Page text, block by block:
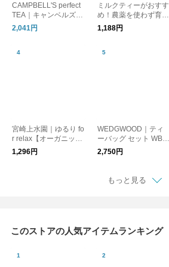
CAMPBELL'S perfect
TEA｜キャンベルズパ
ーフェクトティー/紅
茶
2,041円
ミルクティーがおすす
め！農薬を使わず育て
られた ケニア山の紅
茶 コロコロ茶葉 200g
1,188円
宮崎上水園｜ゆるり fo
r relax【オーガニック
ハーブティー】
1,296円
WEDGWOOD｜ティ
ーバッグ セット WB2
5
2,750円
もっと見る
このストアの人気アイテムランキング